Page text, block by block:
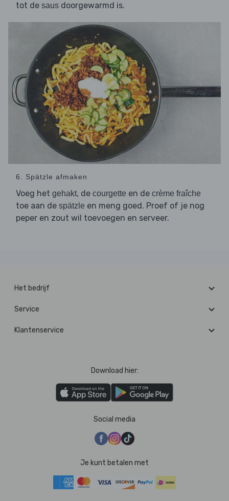
tot de saus doorgewarmd is.
6. Spätzle afmaken
Voeg het gehakt, de courgette en de crème fraîche
toe aan de spätzle en meng goed. Proef of je nog
peper en zout wil toevoegen en serveer.
Het bedrijf
Service
Klantenservice
Download hier:
Social media
Je kunt betalen met